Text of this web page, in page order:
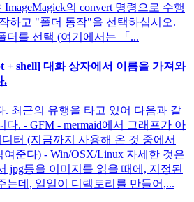
의 convert 명령으로 수행
하고 "폴더 동작"을 선택하십시오.
더를 선택 (여기에서는 「...
+ shell] 대화 상자에서 이름을 가져와
.
. 최근의 유행을 타고 있어 다음과 같
다. - GFM - mermaid에서 그래프가 아
터 (지금까지 사용해 온 것 중에서
준다) - Win/OSX/Linux 자세한 것은
jpg등을 이미지를 읽을 때에, 지정된
는데, 일일이 디렉토리를 만들어,...